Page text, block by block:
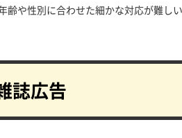
齢や性別に合わせた細かな対応が難し
誌広告